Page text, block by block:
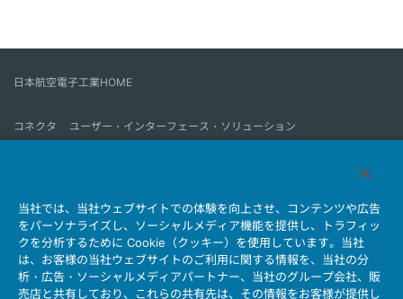
日本航空電子工業HOME
コネクタ
ユーザー・インターフェース・ソリューション
会社情報 サステナビリティ IR情報 採用情報
会社情報新着一覧
製品情報新着一覧
サイトマップ お問い合わせ
当社では、当社ウェブサイトでの体験を向上させ、コンテンツや広告
をパーソナライズし、ソーシャルメディア機能を提供し、トラフィッ
クを分析するために Cookie（クッキー）を使用しています。当社
は、お客様の当社ウェブサイトのご利用に関する情報を、当社の分
析・広告・ソーシャルメディアパートナー、当社のグループ会社、販
売店と共有しており、これらの共有先は、その情報をお客様が提供し